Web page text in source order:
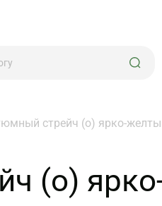
стрейч (о) ярко-
(о)